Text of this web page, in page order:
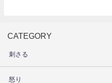
CATEGORY
刺さる
怒り